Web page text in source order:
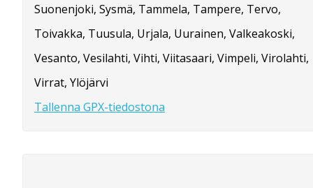
Suonenjoki, Sysmä, Tammela, Tampere, Tervo,
Toivakka, Tuusula, Urjala, Uurainen, Valkeakoski,
Vesanto, Vesilahti, Vihti, Viitasaari, Vimpeli, Virolahti,
Virrat, Ylöjärvi
Tallenna GPX-tiedostona